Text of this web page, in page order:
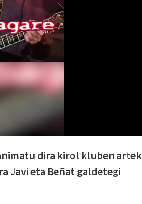
dira kirol kluben
Javi eta Beñat galdetegi